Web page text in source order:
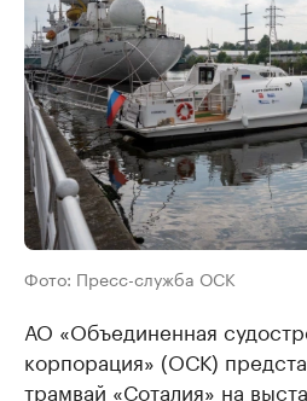
Фото: Пресс-служба ОСК
АО «Объединенная
корпорация» (ОСК)
трамвай «Соталия» на